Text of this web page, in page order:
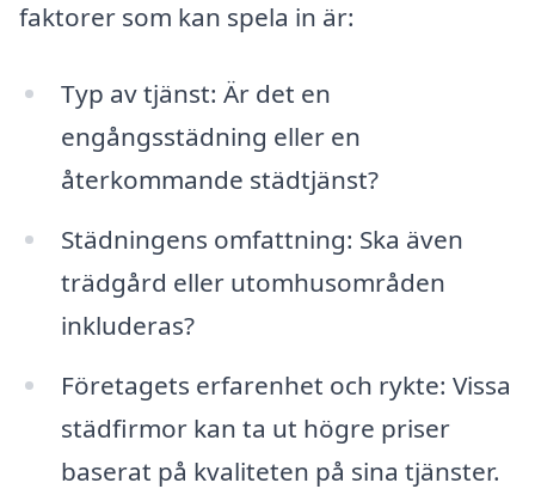
faktorer som kan spela in är:
Typ av tjänst: Är det en
engångsstädning eller en
återkommande städtjänst?
Städningens omfattning: Ska även
trädgård eller utomhusområden
inkluderas?
Företagets erfarenhet och rykte: Vissa
städfirmor kan ta ut högre priser
baserat på kvaliteten på sina tjänster.